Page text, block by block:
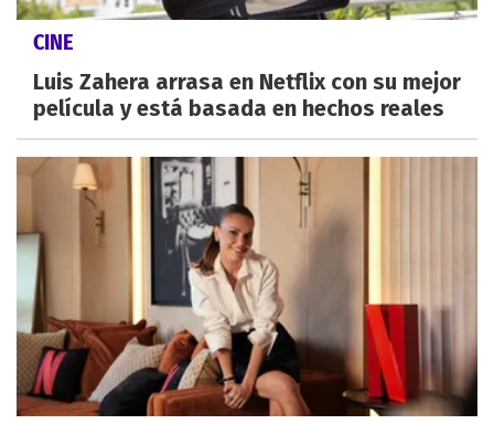
CINE
Luis Zahera arrasa en Netflix con su mejor
película y está basada en hechos reales